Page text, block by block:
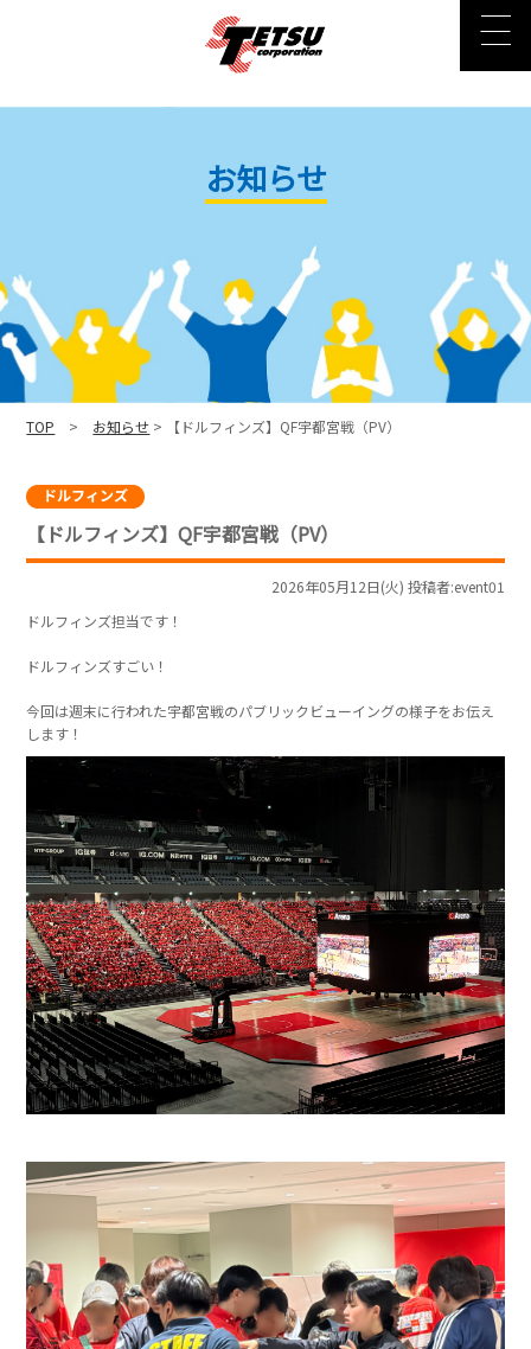
お知らせ
TOP > お知らせ > 【ドルフィンズ】QF宇都宮戦（PV）
【ドルフィンズ】QF宇都宮戦（PV）
2026年05月12日(火) 投稿者:event01
ドルフィンズ担当です！
ドルフィンズすごい！
今回は週末に行われた宇都宮戦のパブリックビューイングの様子をお伝え
します！